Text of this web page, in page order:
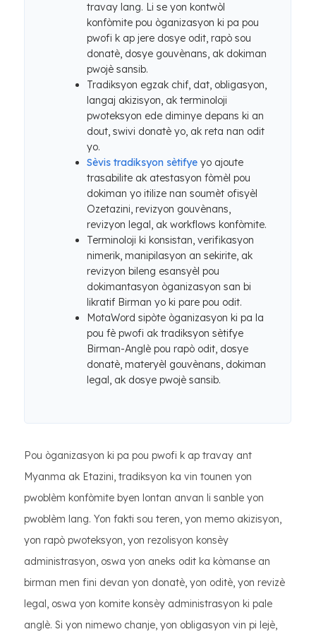
travay lang. Li se yon kontwòl
konfòmite pou òganizasyon ki pa pou
pwofi k ap jere dosye odit, rapò sou
donatè, dosye gouvènans, ak dokiman
pwojè sansib.
Tradiksyon egzak chif, dat, obligasyon,
langaj akizisyon, ak terminoloji
pwoteksyon ede diminye depans ki an
dout, swivi donatè yo, ak reta nan odit
yo.
Sèvis tradiksyon sètifye yo ajoute
trasabilite ak atestasyon fòmèl pou
dokiman yo itilize nan soumèt ofisyèl
Ozetazini, revizyon gouvènans,
revizyon legal, ak workflows konfòmite.
Terminoloji ki konsistan, verifikasyon
nimerik, manipilasyon an sekirite, ak
revizyon bileng esansyèl pou
dokimantasyon òganizasyon san bi
likratif Birman yo ki pare pou odit.
MotaWord sipòte òganizasyon ki pa la
pou fè pwofi ak tradiksyon sètifye
Birman-Anglè pou rapò odit, dosye
donatè, materyèl gouvènans, dokiman
legal, ak dosye pwojè sansib.
Pou òganizasyon ki pa pou pwofi k ap travay ant
Myanma ak Etazini, tradiksyon ka vin tounen yon
pwoblèm konfòmite byen lontan anvan li sanble yon
pwoblèm lang. Yon fakti sou teren, yon memo akizisyon,
yon rapò pwoteksyon, yon rezolisyon konsèy
administrasyon, oswa yon aneks odit ka kòmanse an
birman men fini devan yon donatè, yon oditè, yon revizè
legal, oswa yon komite konsèy administrasyon ki pale
anglè. Si yon nimewo chanje, yon obligasyon vin pi lejè,